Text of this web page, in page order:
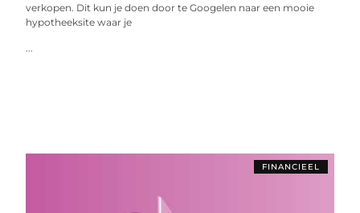
verkopen. Dit kun je doen door te Googelen naar een mooie
hypotheeksite waar je
...
FINANCIEEL